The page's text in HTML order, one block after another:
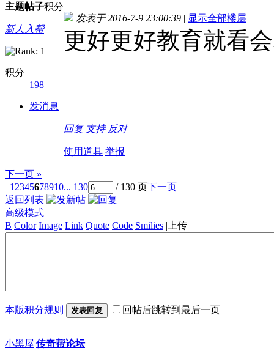
主题帖子积分
新人入帮
积分
198
发消息
发表于 2016-7-9 23:00:39 | 显示全部楼层
更好更好教育就看
回复 支持 反对
使用道具 举报
下一页 »
1 2345678910... 130 / 130 页下一页
返回列表
高级模式
B Color Image Link Quote Code Smilies | 上传
本版积分规则 发表回复 回帖后跳转到最后一页
小黑屋|传奇帮论坛